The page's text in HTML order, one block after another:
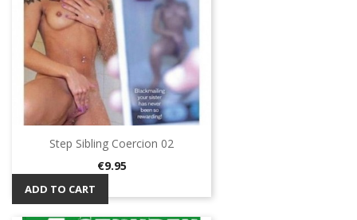
Step Sibling Coercion 02
Price
€9.95
ADD TO CART